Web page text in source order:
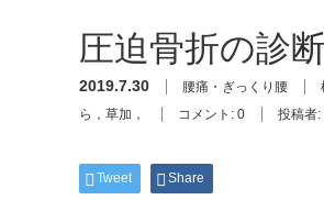
圧迫骨折の診
2019.7.30 腰痛・ぎっくり腰
ら，草加，
コメント: 0 投稿者:
Tweet Share